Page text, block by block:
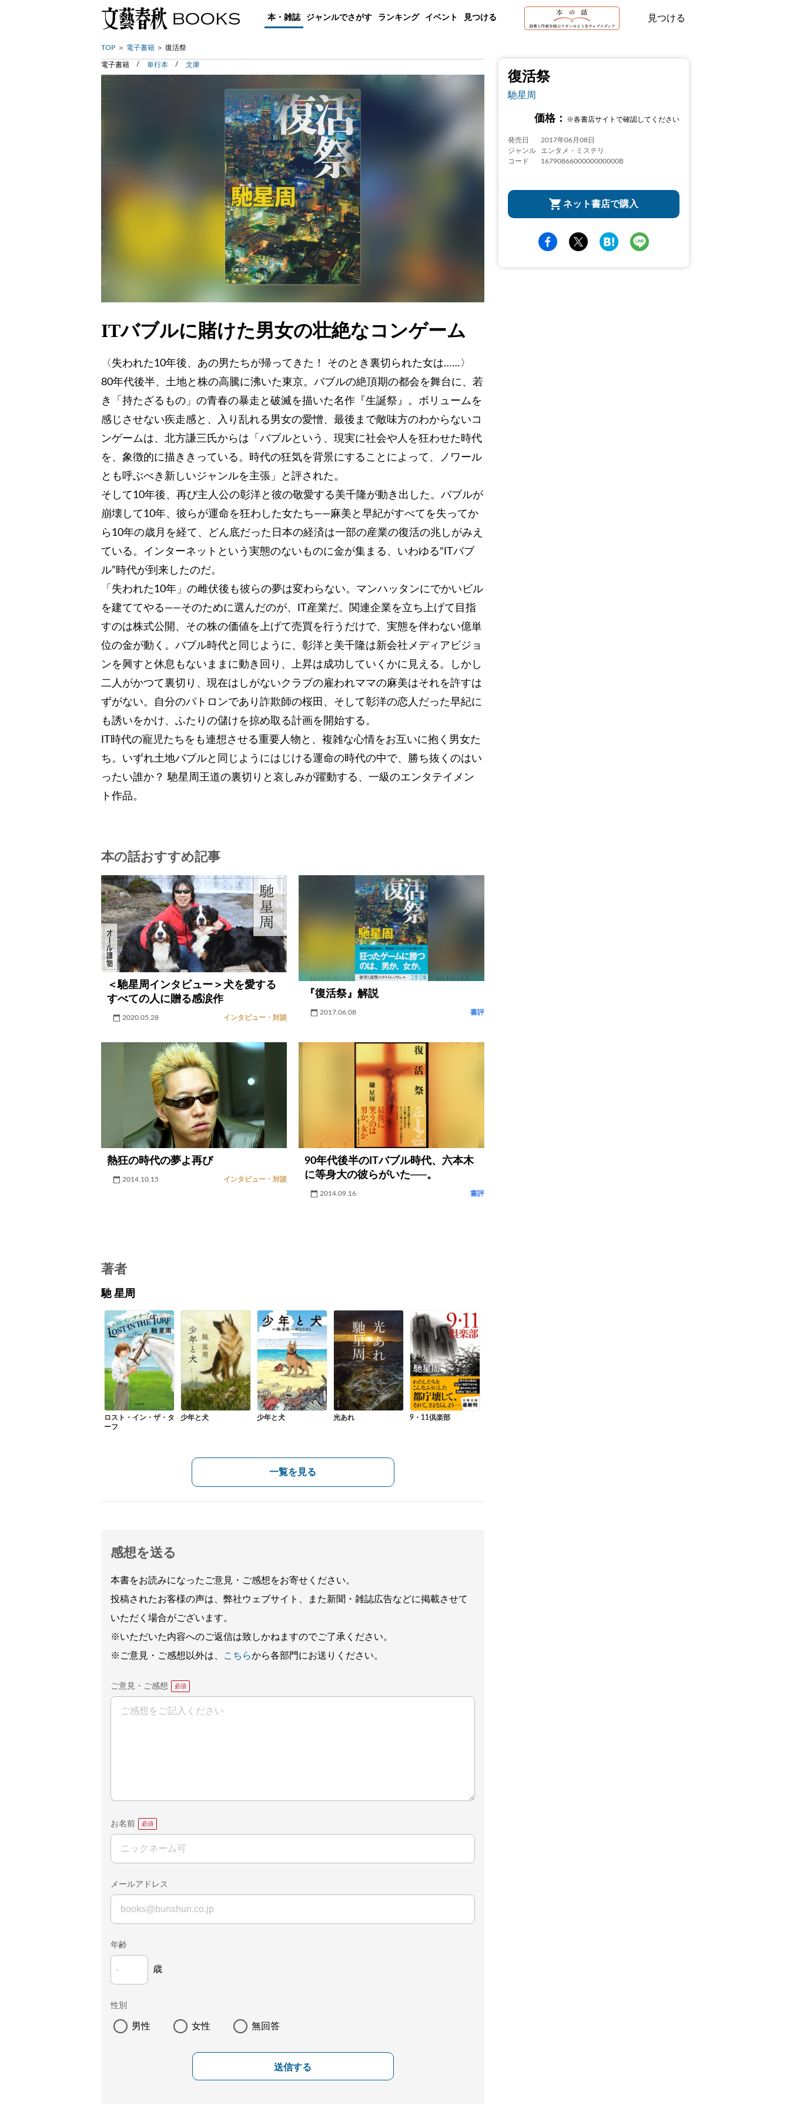
本・雑誌 ジャンルでさがす ランキング イベント 見つける 見つける
TOP 電子書籍 復活祭
復活祭
馳星周
価格： ※各書店サイトで確認してください
発売日
2017年06月08日
ジャンル
エンタメ・ミステリ
コード
1679086600000000000B
ネット書店で購入
電子書籍 単行本 文庫
ITバブルに賭けた男女の壮絶なコンゲーム
〈失われた10年後、あの男たちが帰ってきた！ そのとき裏切られた女は……〉
80年代後半、土地と株の高騰に沸いた東京。バブルの絶頂期の都会を舞台に、若
き「持たざるもの」の青春の暴走と破滅を描いた名作『生誕祭』。ボリュームを
感じさせない疾走感と、入り乱れる男女の愛憎、最後まで敵味方のわからないコ
ンゲームは、北方謙三氏からは「バブルという、現実に社会や人を狂わせた時代
を、象徴的に描ききっている。時代の狂気を背景にすることによって、ノワール
とも呼ぶべき新しいジャンルを主張」と評された。
そして10年後、再び主人公の彰洋と彼の敬愛する美千隆が動き出した。バブルが
崩壊して10年、彼らが運命を狂わした女たち――麻美と早紀がすべてを失ってか
ら10年の歳月を経て、どん底だった日本の経済は一部の産業の復活の兆しがみえ
ている。インターネットという実態のないものに金が集まる、いわゆる“ITバブ
ル”時代が到来したのだ。
「失われた10年」の雌伏後も彼らの夢は変わらない。マンハッタンにでかいビル
を建ててやる――そのために選んだのが、IT産業だ。関連企業を立ち上げて目指
すのは株式公開、その株の価値を上げて売買を行うだけで、実態を伴わない億単
位の金が動く。バブル時代と同じように、彰洋と美千隆は新会社メディアビジョ
ンを興すと休息もないままに動き回り、上昇は成功していくかに見える。しかし
二人がかつて裏切り、現在はしがないクラブの雇われママの麻美はそれを許すは
ずがない。自分のパトロンであり詐欺師の桜田、そして彰洋の恋人だった早紀に
も誘いをかけ、ふたりの儲けを掠め取る計画を開始する。
IT時代の寵児たちをも連想させる重要人物と、複雑な心情をお互いに抱く男女た
ち。いずれ土地バブルと同じようにはじける運命の時代の中で、勝ち抜くのはい
ったい誰か？ 馳星周王道の裏切りと哀しみが躍動する、一級のエンタテイメン
ト作品。
本の話おすすめ記事
＜馳星周インタビュー＞犬を愛する
すべての人に贈る感涙作
2020.05.28 インタビュー・対談
『復活祭』解説
2017.06.08 書評
熱狂の時代の夢よ再び
2014.10.15 インタビュー・対談
90年代後半のITバブル時代、六本木
に等身大の彼らがいた──。
2014.09.16 書評
著者
馳 星周
ロスト・イン・ザ・タ
ーフ
少年と犬 少年と犬 光あれ 9・11倶楽部
一覧を見る
感想を送る
本書をお読みになったご意見・ご感想をお寄せください。
投稿されたお客様の声は、弊社ウェブサイト、また新聞・雑誌広告などに掲載させて
いただく場合がございます。
※いただいた内容へのご返信は致しかねますのでご了承ください。
※ご意見・ご感想以外は、
こちらから各部門にお送りください。
ご意見・ご感想
お名前
メールアドレス
年齢
歳
性別
男性 女性 無回答
送信する